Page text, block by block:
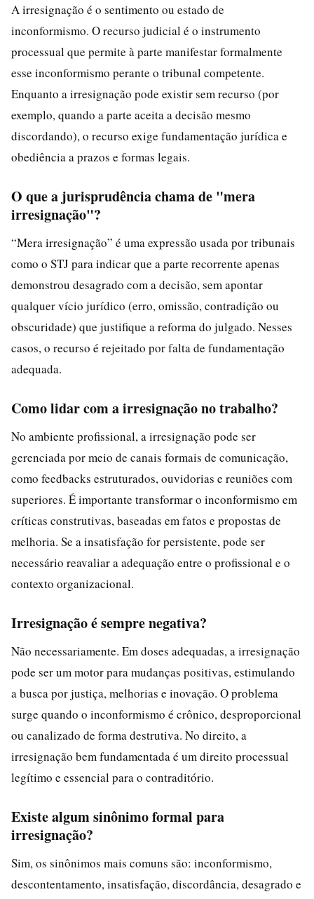
A irresignação é o sentimento ou estado de
inconformismo. O recurso judicial é o instrumento
processual que permite à parte manifestar formalmente
esse inconformismo perante o tribunal competente.
Enquanto a irresignação pode existir sem recurso (por
exemplo, quando a parte aceita a decisão mesmo
discordando), o recurso exige fundamentação jurídica e
obediência a prazos e formas legais.
O que a jurisprudência chama de "mera
irresignação"?
“Mera irresignação” é uma expressão usada por tribunais
como o STJ para indicar que a parte recorrente apenas
demonstrou desagrado com a decisão, sem apontar
qualquer vício jurídico (erro, omissão, contradição ou
obscuridade) que justifique a reforma do julgado. Nesses
casos, o recurso é rejeitado por falta de fundamentação
adequada.
Como lidar com a irresignação no trabalho?
No ambiente profissional, a irresignação pode ser
gerenciada por meio de canais formais de comunicação,
como feedbacks estruturados, ouvidorias e reuniões com
superiores. É importante transformar o inconformismo em
críticas construtivas, baseadas em fatos e propostas de
melhoria. Se a insatisfação for persistente, pode ser
necessário reavaliar a adequação entre o profissional e o
contexto organizacional.
Irresignação é sempre negativa?
Não necessariamente. Em doses adequadas, a irresignação
pode ser um motor para mudanças positivas, estimulando
a busca por justiça, melhorias e inovação. O problema
surge quando o inconformismo é crônico, desproporcional
ou canalizado de forma destrutiva. No direito, a
irresignação bem fundamentada é um direito processual
legítimo e essencial para o contraditório.
Existe algum sinônimo formal para
irresignação?
Sim, os sinônimos mais comuns são: inconformismo,
descontentamento, insatisfação, discordância, desagrado e